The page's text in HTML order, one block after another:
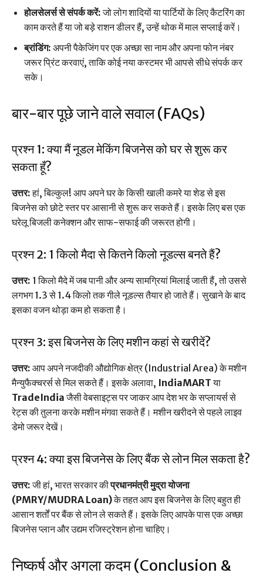
होलसेलर्स से संपर्क करें:जो लोग शादियों या पार्टियों के लिए कैटरिंग का
काम करते हैं या जो बड़े राशन डीलर हैं, उन्हें थोक में माल सप्लाई करें।
ब्रांडिंग: अपनी पैकेजिंग पर एक अच्छा सा नाम और अपना फोन नंबर
जरूर प्रिंट करवाएं, ताकि कोई नया कस्टमर भी आपसे सीधे संपर्क कर
सके।
बार-बार पूछे जाने वाले सवाल (FAQs)
प्रश्न 1: क्या मैं नूडल मेकिंग बिजनेस को घर से शुरू कर
सकता हूँ?
उत्तर:हां, बिल्कुल! आप अपने घर के किसी खाली कमरे या शेड से इस
बिजनेस को छोटे स्तर पर आसानी से शुरू कर सकते हैं। इसके लिए बस एक
घरेलू बिजली कनेक्शन और साफ-सफाई की जरूरत होगी।
प्रश्न 2: 1 किलो मैदा से कितने किलो नूडल्स बनते हैं?
उत्तर: 1 किलो मैदे में जब पानी और अन्य सामग्रियां मिलाई जाती हैं, तो उससे
लगभग 1.3 से 1.4 किलो तक गीले नूडल्स तैयार हो जाते हैं। सुखाने के बाद
इसका वजन थोड़ा कम हो सकता है।
प्रश्न 3: इस बिजनेस के लिए मशीन कहां से खरीदें?
उत्तर: आप अपने नजदीकी औद्योगिक क्षेत्र (Industrial Area) के मशीन
मैन्युफैक्चरर्स से मिल सकते हैं। इसके अलावा, IndiaMARTया
TradeIndiaजैसी वेबसाइट्स पर जाकर आप देश भर के सप्लायर्स से
रेट्स की तुलना करके मशीन मंगवा सकते हैं। मशीन खरीदने से पहले लाइव
डेमो जरूर देखें।
प्रश्न 4: क्या इस बिजनेस के लिए बैंक से लोन मिल सकता है?
उत्तर:जी हां, भारत सरकार कीप्रधानमंत्री मुद्रा योजना
(PMRY/MUDRA Loan)के तहत आप इस बिजनेस के लिए बहुत ही
आसान शर्तों पर बैंक से लोन ले सकते हैं। इसके लिए आपके पास एक अच्छा
बिजनेस प्लान और उद्यम रजिस्ट्रेशन होना चाहिए।
निष्कर्ष और अगला कदम (Conclusion &